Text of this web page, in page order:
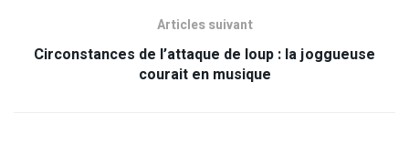
Articles suivant
Circonstances de l’attaque de loup : la joggueuse
courait en musique